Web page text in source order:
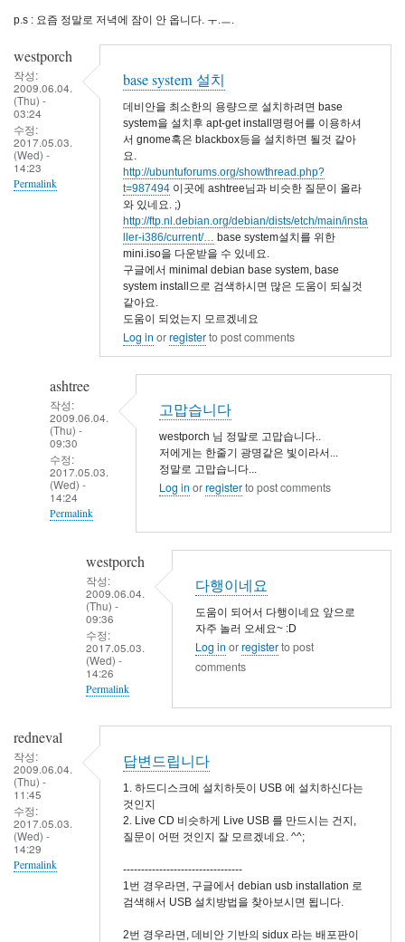
p.s : 요즘 정말로 저녁에 잠이 안 옵니다. ㅜ.ㅡ.
westporch
작성:
2009.06.04.
(Thu) -
03:24
수정:
2017.05.03.
(Wed) -
14:23
Permalink
base system 설치
데비안을 최소한의 용량으로 설치하려면 base
system을 설치후 apt-get install명령어를 이용하셔
서 gnome혹은 blackbox등을 설치하면 될것 같아
요.
http://ubuntuforums.org/showthread.php?
t=987494 이곳에 ashtree님과 비슷한 질문이 올라
와 있네요. ;)
http://ftp.nl.debian.org/debian/dists/etch/main/insta
ller-i386/current/…
base system설치를 위한
mini.iso을 다운받을 수 있네요.
구글에서 minimal debian base system, base
system install으로 검색하시면 많은 도움이 되실것
같아요.
도움이 되었는지 모르겠네요
Log in orregisterto post comments
ashtree
작성:
2009.06.04.
(Thu) -
09:30
수정:
2017.05.03.
(Wed) -
14:24
Permalink
system
고맙습니다
westporch 님 정말로 고맙습니다..
저에게는 한줄기 광명같은 빛이라서...
정말로 고맙습니다...
Log in orregisterto post comments
westporch
작성:
2009.06.04.
(Thu) -
09:36
수정:
2017.05.03.
(Wed) -
14:26
Permalink
고
다행이네요
도움이 되어서 다행이네요 앞으로
자주 놀러 오세요~ :D
Log in orregisterto post
comments
redneval
작성:
2009.06.04.
(Thu) -
11:45
수정:
2017.05.03.
(Wed) -
14:29
Permalink
답변드립니다
1. 하드디스크에 설치하듯이 USB 에 설치하신다는
것인지
2. Live CD 비슷하게 Live USB 를 만드시는 건지,
질문이 어떤 것인지 잘 모르겠네요. ^^;
---------------------------------
1번 경우라면, 구글에서 debian usb installation 로
검색해서 USB 설치방법을 찾아보시면 됩니다.
2번 경우라면, 데비안 기반의 sidux 라는 배포판이